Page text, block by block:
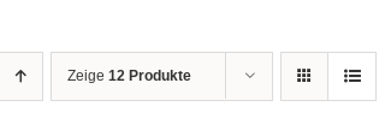
Zeige 12 Produkte